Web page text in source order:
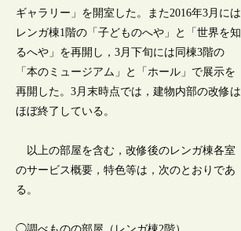
ギャラリー」を開室した。また2016年3月には
レンガ棟1階の「子どものへや」と「世界を知
るへや」を再開し，3月下旬には同棟3階の
「本のミュージアム」と「ホール」で展示を
再開した。3月末時点では，建物内部の改修は
ほぼ終了している。
以上の部屋を含む，改修後のレンガ棟各室
のサービス概要，特色等は，次のとおりであ
る。